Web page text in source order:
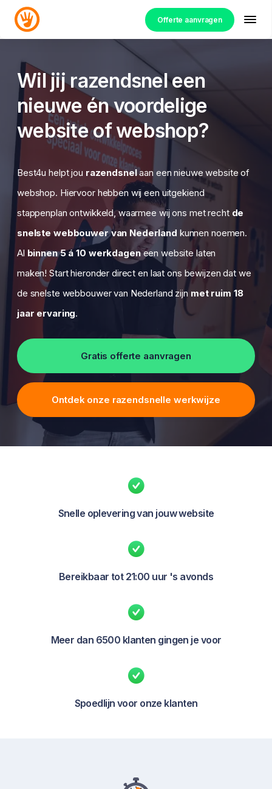
Offerte aanvragen
Wil jij razendsnel een
nieuwe én voordelige
website of webshop?
Best4u helpt jou razendsnelaan een nieuwe website of
webshop. Hiervoor hebben wij een uitgekiend
stappenplan ontwikkeld, waarmee wij ons met recht de
snelste webbouwer van Nederland kunnen noemen.
Al binnen 5 á 10 werkdageneen website laten
maken! Start hieronder direct en laat ons bewijzen dat we
de snelste webbouwer van Nederland zijn met ruim 18
jaar ervaring.
Ontdek onze razendsnelle werkwijze
Gratis offerte aanvragen
Snelle oplevering van jouw website
Bereikbaar tot 21:00 uur 's avonds
Meer dan 6500 klanten gingen je voor
Spoedlijn voor onze klanten